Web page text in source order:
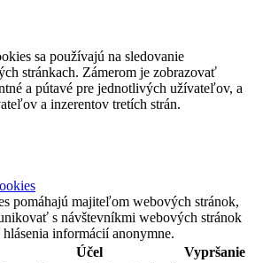
sa používajú na sledovanie
stránkach. Zámerom je zobrazovať
a pútavé pre jednotlivých užívateľov, a
a inzerentov tretích strán.
pomáhajú majiteľom webových stránok,
s návštevníkmi webových stránok
informácií anonymne.
Účel Vypršanie